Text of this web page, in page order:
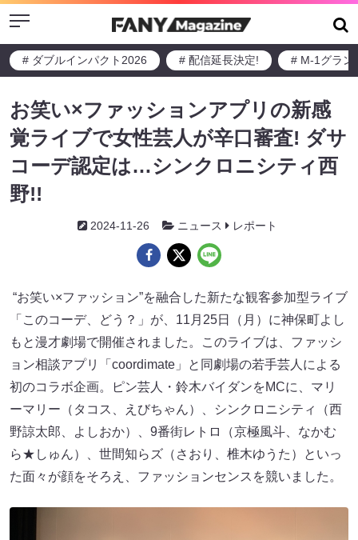
Menu
# ダブルインパクト2026 # 配信延長決定! # M-1グラン
お笑い×ファッションアプリの新感
覚ライブで女性芸人が辛口審査! ダサ
コーデ認定は…シンクロニシティ西
野!!
2024-11-26 ニュース レポート
“お笑い×ファッション”を融合した新たな観客参加型ライブ
「このコーデ、どう？」が、11月25日（月）に神保町よし
もと漫才劇場で開催されました。このライブは、ファッシ
ョン相談アプリ「coordimate」と同劇場の若手芸人による
初のコラボ企画。ピン芸人・鈴木バイダンをMCに、マリ
ーマリー（タコス、えびちゃん）、シンクロニシティ（西
野諒太郎、よしおか）、9番街レトロ（京極風斗、なかむ
ら★しゅん）、世間知らズ（さおり、椎木ゆうた）といっ
た面々が顔をそろえ、ファッションセンスを競いました。